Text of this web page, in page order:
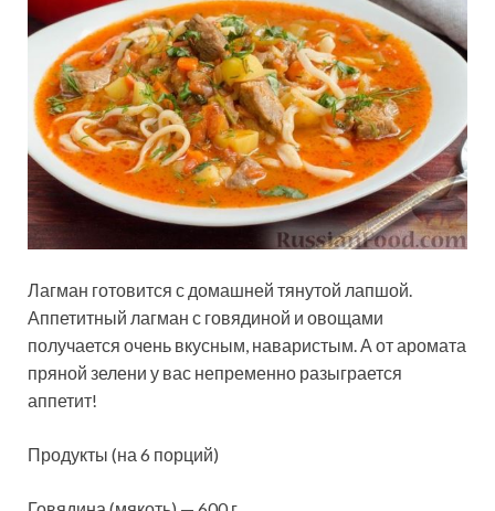
Лагман готовится с домашней тянутой лапшой.
Аппетитный лагман с говядиной и овощами
получается очень вкусным, наваристым. А от аромата
пряной зелени у вас непременно разыграется
аппетит!
Продукты (на 6 порций)